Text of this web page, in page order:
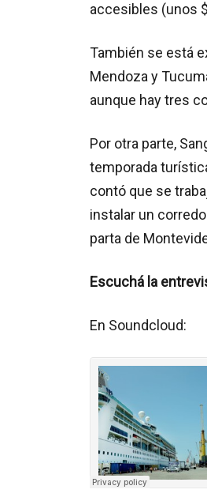
accesibles (unos
También se está
Mendoza y
aunque hay tres
Por otra parte,
temporada
contó que se
instalar un
parta de
Escuchá la
En Soundcloud: